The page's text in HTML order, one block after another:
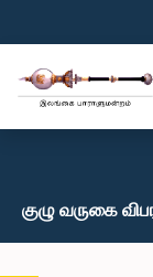
குழு வருகை